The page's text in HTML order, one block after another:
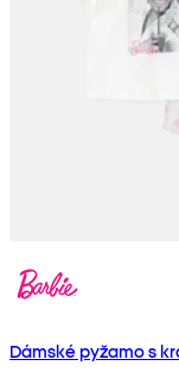
Dámské pyžamo s